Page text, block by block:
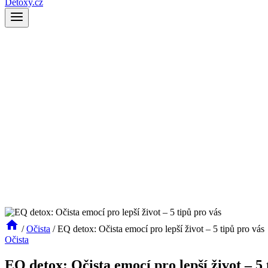
Detoxy.cz
/ Očista / EQ detox: Očista emocí pro lepší život – 5 tipů pro vás
Očista